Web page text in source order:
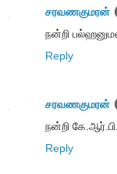
சரவணகுமரன்
நன்றி
Reply
சரவணகுமரன்
நன்றி
Reply